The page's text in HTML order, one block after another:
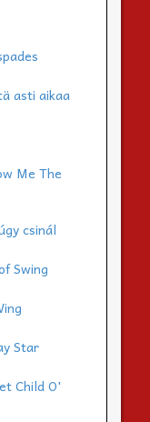
asti aikaa
Me The
csinál
Swing
Star
Child O'